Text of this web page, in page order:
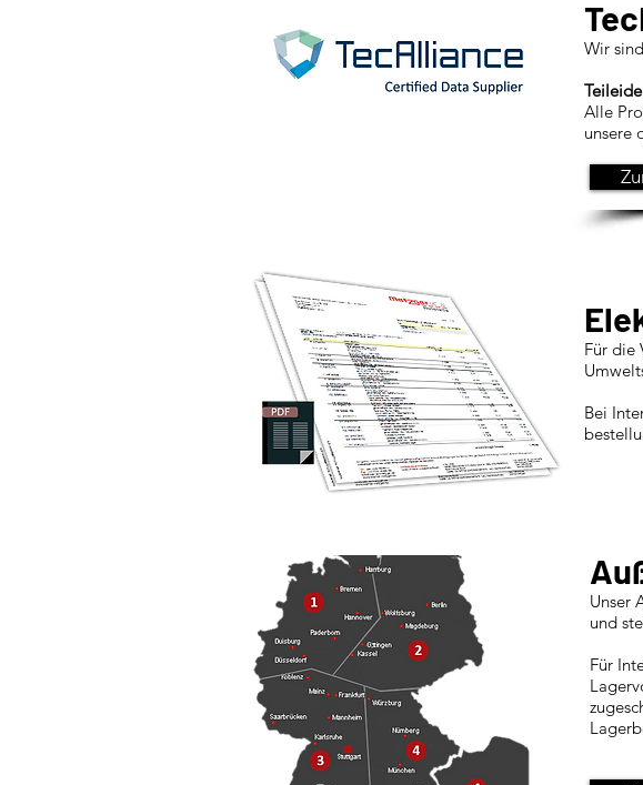
Wir
Alle
unsere
Für die
Bei
Unser
und
Für